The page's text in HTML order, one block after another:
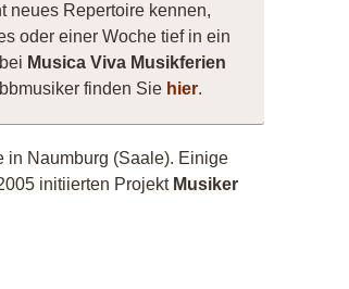
neues Repertoire kennen,
oder einer Woche tief in ein
Musica Viva Musikferien
finden Sie hier.
in Naumburg (Saale). Einige
initiierten Projekt Musiker